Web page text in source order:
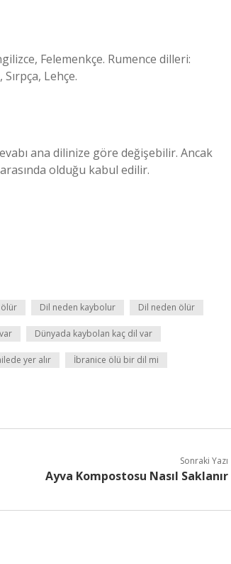
Felemenkçe. Rumence dilleri:
Lehçe.
ana dilinize göre değişebilir. Ancak
olduğu kabul edilir.
ölür Dil neden kaybolur Dil neden ölür
Dünyada kaybolan kaç dil var
yer alır İbranice ölü bir dil mi
Sonraki Yazı
Ayva Kompostosu Nasıl Saklanır